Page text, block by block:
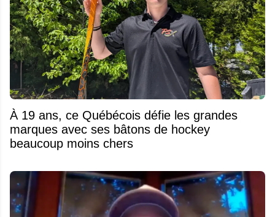
À 19 ans, ce Québécois défie les grandes
marques avec ses bâtons de hockey
beaucoup moins chers